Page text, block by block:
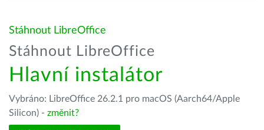
Stáhnout LibreOffice
Stáhnout LibreOffice
Hlavní instalátor
Vybráno: LibreOffice 26.2.1 pro macOS (Aarch64/Apple
Silicon) - změnit?